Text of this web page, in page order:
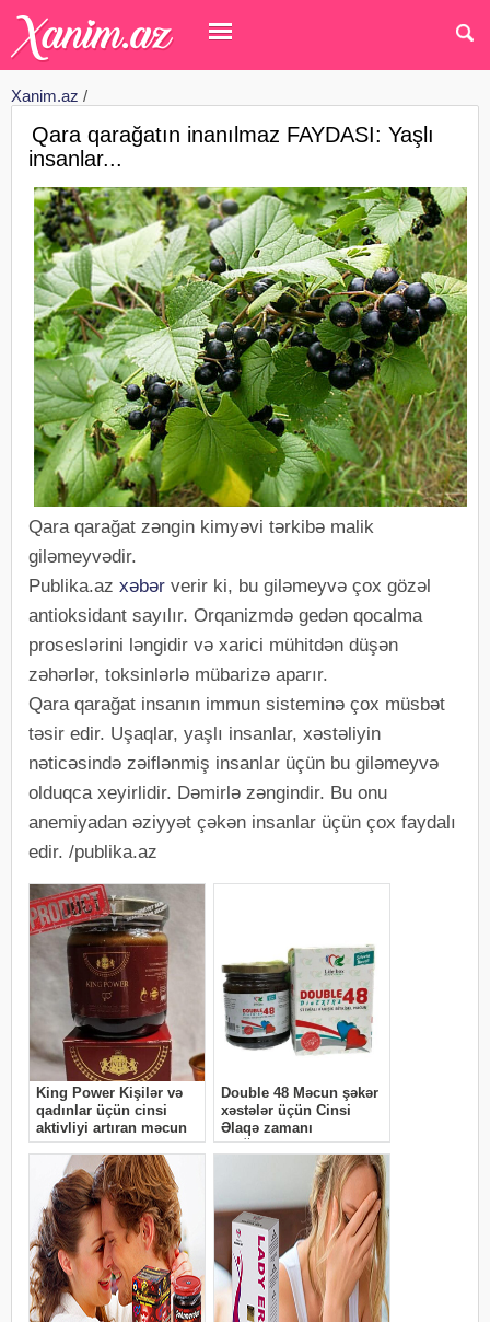
Xanim.az /
Qara qarağatın inanılmaz FAYDASI: Yaşlı
insanlar...
Qara qarağat zəngin kimyəvi tərkibə malik
giləmeyvədir.
Publika.az xəbər verir ki, bu giləmeyvə çox gözəl
antioksidant sayılır. Orqanizmdə gedən qocalma
proseslərini ləngidir və xarici mühitdən düşən
zəhərlər, toksinlərlə mübarizə aparır.
Qara qarağat insanın immun sisteminə çox müsbət
təsir edir. Uşaqlar, yaşlı insanlar, xəstəliyin
nəticəsində zəiflənmiş insanlar üçün bu giləmeyvə
olduqca xeyirlidir. Dəmirlə zəngindir. Bu onu
anemiyadan əziyyət çəkən insanlar üçün çox faydalı
edir. /publika.az